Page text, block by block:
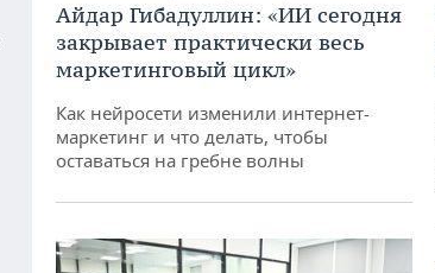
Айдар Гибадуллин: «ИИ сегодня
закрывает практически весь
маркетинговый цикл»
Как нейросети изменили интернет-
маркетинг и что делать, чтобы
оставаться на гребне волны